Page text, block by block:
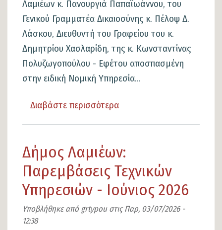
Λαμιέων κ. Πανουργιά Παπαϊωάννου, του
Γενικού Γραμματέα Δικαιοσύνης κ. Πέλοψ Δ.
Λάσκου, Διευθυντή του Γραφείου του κ.
Δημητρίου Χασλαρίδη, της κ. Κωνσταντίνας
Πολυζωγοπούλου - Εφέτου αποσπασμένη
στην ειδική Νομική Υπηρεσία...
Διαβάστε περισσότερα
βήμα
για
την
αποκατάσταση
του
Δήμος Λαμιέων:
Παρεμβάσεις Τεχνικών
Υπηρεσιών - Ιούνιος 2026
Υποβλήθηκε από grtypouστιςΠαρ, 03/07/2026 -
12:38